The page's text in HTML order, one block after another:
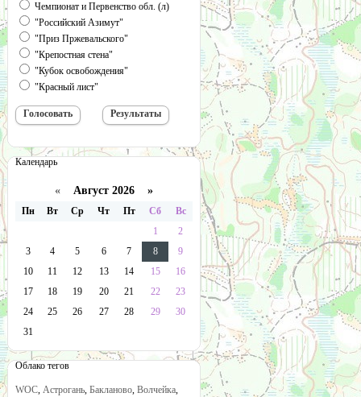
Чемпионат и Первенство обл. (л)
"Российский Азимут"
"Приз Пржевальского"
"Крепостная стена"
"Кубок освобождения"
"Красный лист"
Календарь
« Август 2026 »
Пн Вт Ср Чт Пт Сб
Вс
1
2
3
4 5 6 7 8
9
10
11 12 13 14 15
16
17
18 19 20 21 22
23
24
25 26 27 28 29
30
31
Облако тегов
WOC, Астрогань, Бакланово, Волчейка,